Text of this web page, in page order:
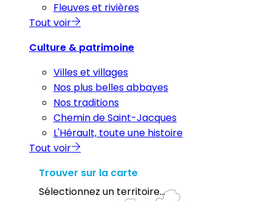
Fleuves et rivières
Tout voir
Culture & patrimoine
Villes et villages
Nos plus belles abbayes
Nos traditions
Chemin de Saint-Jacques
L'Hérault, toute une histoire
Tout voir
Trouver sur la carte
Sélectionnez un territoire...